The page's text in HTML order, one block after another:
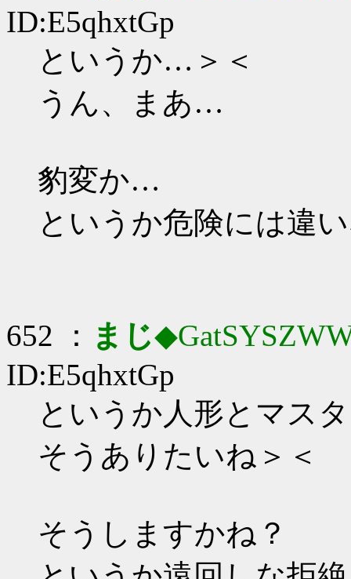
ID:E5qhxtGp
というか…＞＜
うん、まあ…
豹変か…
というか危険には違
652 ： まじ
ID:E5qhxtGp
というか人形とマス
そうありたいね＞＜
そうしますかね？